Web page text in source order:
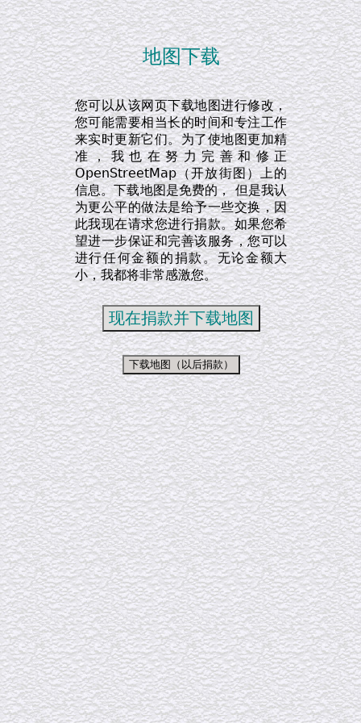
地图下载
您可以从该网页下载地图进行修改，
您可能需要相当长的时间和专注工作
来实时更新它们。为了使地图更加精
准，我也在努力完善和修正
OpenStreetMap（开放街图）上的
信息。下载地图是免费的， 但是我认
为更公平的做法是给予一些交换，因
此我现在请求您进行捐款。如果您希
望进一步保证和完善该服务，您可以
进行任何金额的捐款。无论金额大
小，我都将非常感激您。